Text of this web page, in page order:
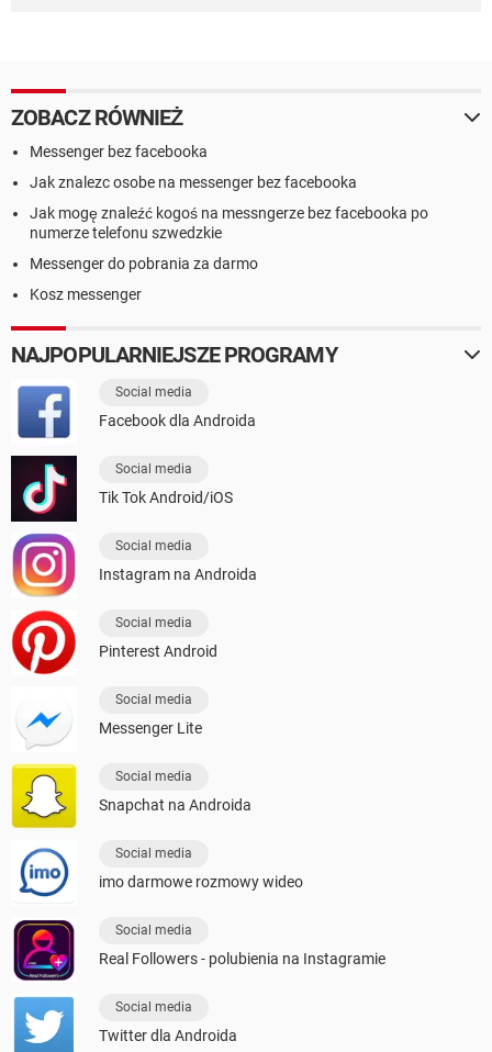
ZOBACZ RÓWNIEŻ
Messenger bez facebooka
Jak znalezc osobe na messenger bez facebooka
Jak mogę znaleźć kogoś na messngerze bez facebooka po
numerze telefonu szwedzkie
Messenger do pobrania za darmo
Kosz messenger
NAJPOPULARNIEJSZE PROGRAMY
Social media
Facebook dla Androida
Social media
Tik Tok Android/iOS
Social media
Instagram na Androida
Social media
Pinterest Android
Social media
Messenger Lite
Social media
Snapchat na Androida
Social media
imo darmowe rozmowy wideo
Social media
Real Followers - polubienia na Instagramie
Social media
Twitter dla Androida